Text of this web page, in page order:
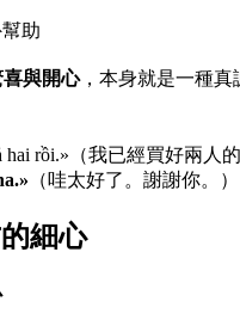
助
喜與開心，本身就是一種真
hai rồi.»（我已經買好兩人
（哇太好了。謝謝你。）
細心